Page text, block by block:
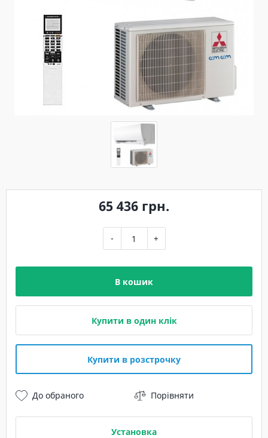
65 436 грн.
- +
В кошик
Купити в один клік
Купити в розстрочку
До обраного Порівняти
Установка